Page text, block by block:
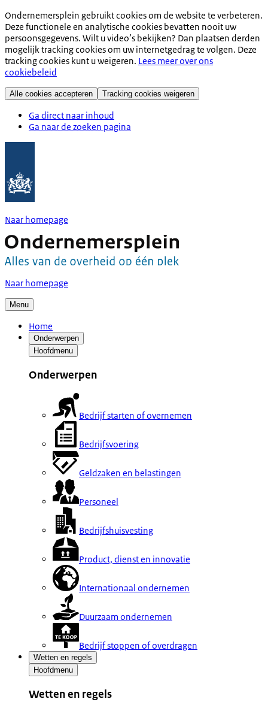
Ondernemersplein gebruikt cookies om de website te verbeteren.
Deze functionele en analytische cookies bevatten nooit uw
persoonsgegevens. Wilt u video’s bekijken? Dan plaatsen derden
mogelijk tracking cookies om uw internetgedrag te volgen. Deze
tracking cookies kunt u weigeren. Lees meer over ons
cookiebeleid
Alle cookies accepteren Tracking cookies weigeren
Ga direct naar inhoud
Ga naar de zoeken pagina
Naar homepage
Naar homepage
Menu
Home
Onderwerpen
Hoofdmenu
Onderwerpen
Bedrijf starten of overnemen
Bedrijfsvoering
Geldzaken en belastingen
Personeel
Bedrijfshuisvesting
Product, dienst en innovatie
Internationaal ondernemen
Duurzaam ondernemen
Bedrijf stoppen of overdragen
Wetten en regels
Hoofdmenu
Wetten en regels